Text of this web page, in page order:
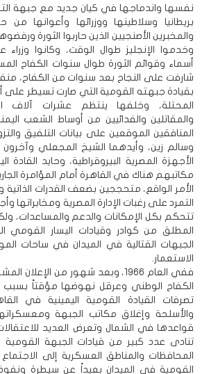
نفسها واندماجها في كيان جديد مع جبهة
بريطانيا وسلاطينها ووزرائها وأعوانها من
والمخبرين الأصنجيين الذين حاربوا الثورة
وخدموا الإنجليز طوال الوقت، وكانوا
أسماء وقوائم الثورة طوال سنوات الكفاح
شارفت على النجاح بعد سنوات من الكفاح،
بقيادة جبهته القومية التي صارت تسيطر على
المحتلة، وخلفها ينتظم عشرات آلاف
والمقاتلين والفدائيين من أوساط الشعب
المنافقين الموقعين على بيانات التلفيق
وسالم زين، وأيدهما الشيخ المجعلي
الأجهزة المصرية البيروقراطية، وحايد القادة
مكاتبهم هناك في القاهرة أمام المؤامرة
الأمر الواقع، متحججين بضعف القدرات
التمرد على رغبات الإدارة المصرية ومخابراتها
تتحكم بكل الإمكانات والدعم والمساعدات،
المطلق من كوادر وقيادات اليسار
الجبهات القتالية في الميدان في ساحات
الاستعمار.
ففي العام 1966، وبعد شهور من
الكفاح الوطني وعرقل نهوضها مؤقتاً بسبب
تصرفات القيادة القومية اليمينية في
والأسلحة وإغلاق مكاتب الجبهة
قواعدها في الشمال وتعرض العديد للاعتقالات
تنادى عدد كبير من قيادات الجبهة
المحافظات والمناطق العسكرية إلى
القومية في الميدان بعيداً عن سيطرة ونفوذ